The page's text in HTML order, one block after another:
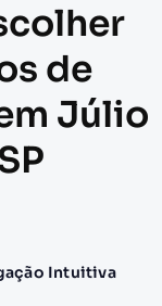
de
Júlio
Intuitiva